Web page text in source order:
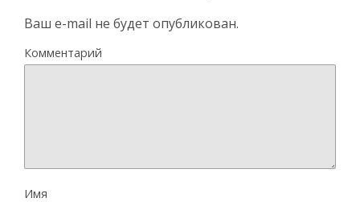
Ваш e-mail не будет опубликован.
Комментарий
Имя